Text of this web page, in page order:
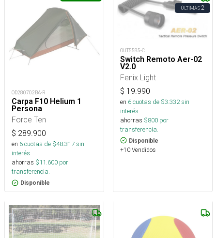
OD280702BA-R
Carpa F10 Helium 1
Persona
Force Ten
$ 289.900
en 6cuotas de $48.317sin
interés
ahorras $11.600 por
transferencia.
Disponible
ÚLTIMAS2
OUT5585-C
Switch Remoto Aer-02
V2.0
Fenix Light
$ 19.990
en 6cuotas de $3.332sin
interés
ahorras $800 por
transferencia.
Disponible
+10 Vendidos